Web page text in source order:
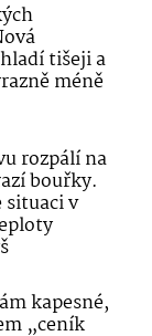
tišeji a
méně
rozpálí na
bouřky.
situaci v
kapesné,
„ceník